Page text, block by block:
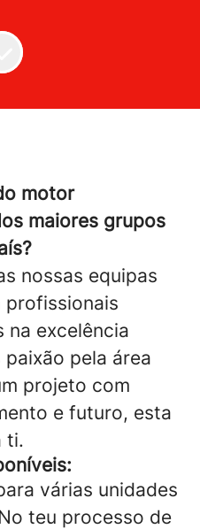
motor
maiores grupos
nossas equipas
profissionais
na excelência
pela área
projeto com
e futuro, esta
ti.
várias unidades
teu processo de